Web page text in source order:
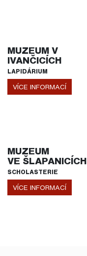
MUZEUM V
IVANČICÍCH
LAPIDÁRIUM
VÍCE INFORMACÍ
MUZEUM
VE ŠLAPANICÍCH
SCHOLASTERIE
VÍCE INFORMACÍ